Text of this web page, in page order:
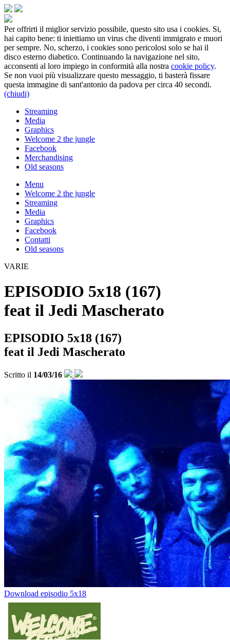
Per offrirti il miglior servizio possibile, questo sito usa i cookies. Si,
hai capito bene: ti iniettiamo un virus che diventi immigrato e muori
per sempre. No, scherzo, i cookies sono pericolosi solo se hai il
disco esterno diabetico. Continuando la navigazione nel sito,
acconsenti al loro impiego in conformità alla nostra cookie policy.
Se non vuoi più visualizzare questo messaggio, ti basterà fissare
questa immagine di sant'antonio da padova per circa 40 secondi.
(chiudi)
Streaming
Media
Graphics
Welcome 2 the jungle
Facebook
Merchandising
Old seasons
Menu
Welcome 2 the jungle
Streaming
Media
Graphics
Facebook
Contatti
Old seasons
VARIE
EPISODIO 5x18 (167)
feat il Jedi Mascherato
EPISODIO 5x18 (167)
feat il Jedi Mascherato
Scritto il 14/03/16
Download episodio 5x18